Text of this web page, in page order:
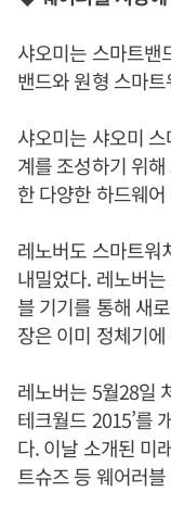
샤오미는 스마트밴
밴드와 원형 스마
샤오미는 샤오미
계를 조성하기 위
한 다양한 하드웨
레노버도 스마트워
내밀었다. 레노버
블 기기를 통해 새
장은 이미 정체기
레노버는 5월28일
테크월드 2015’를
다. 이날 소개된 미
트슈즈 등 웨어러